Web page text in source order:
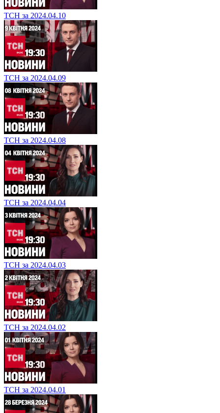
ТСН за 2024.04.10
ТСН за 2024.04.09
ТСН за 2024.04.08
ТСН за 2024.04.04
ТСН за 2024.04.03
ТСН за 2024.04.02
ТСН за 2024.04.01